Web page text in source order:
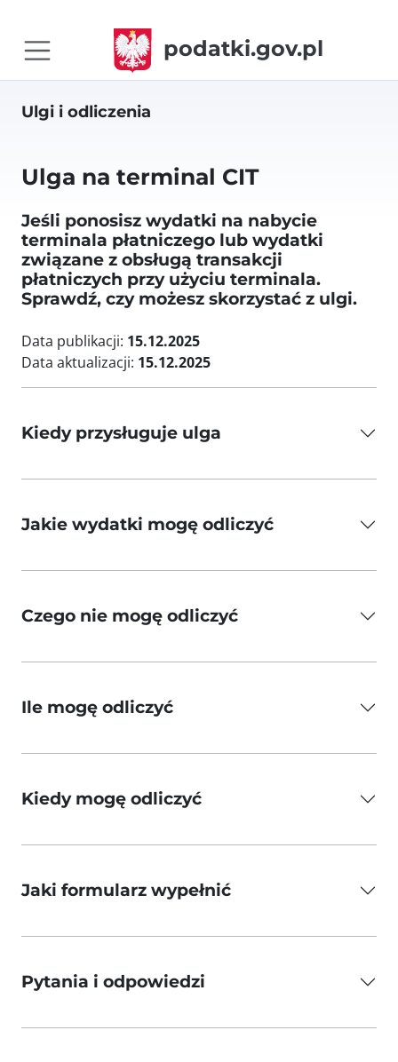
podatki.gov.pl
Ulgi i odliczenia
Ulga na terminal CIT
Jeśli ponosisz wydatki na nabycie
terminala płatniczego lub wydatki
związane z obsługą transakcji
płatniczych przy użyciu terminala.
Sprawdź, czy możesz skorzystać z ulgi.
Data publikacji: 15.12.2025
Data aktualizacji: 15.12.2025
Kiedy przysługuje ulga
Jakie wydatki mogę odliczyć
Czego nie mogę odliczyć
Ile mogę odliczyć
Kiedy mogę odliczyć
Jaki formularz wypełnić
Pytania i odpowiedzi